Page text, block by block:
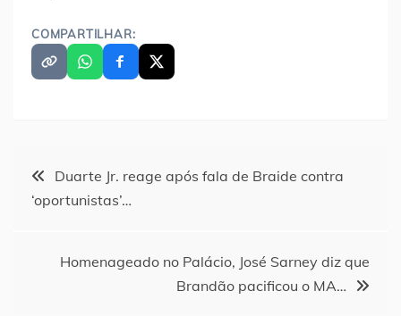
COMPARTILHAR:
Navegação
Duarte Jr. reage após fala de Braide contra
‘oportunistas’…
Homenageado no Palácio, José Sarney diz que
Brandão pacificou o MA…